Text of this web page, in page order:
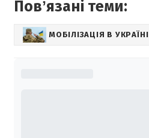
Повʼязані теми:
МОБІЛІЗАЦІЯ В УКРАЇНІ